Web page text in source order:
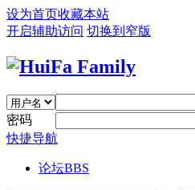
设为首页收藏本站
开启辅助访问 切换到窄版
密码
快捷导航
论坛BBS